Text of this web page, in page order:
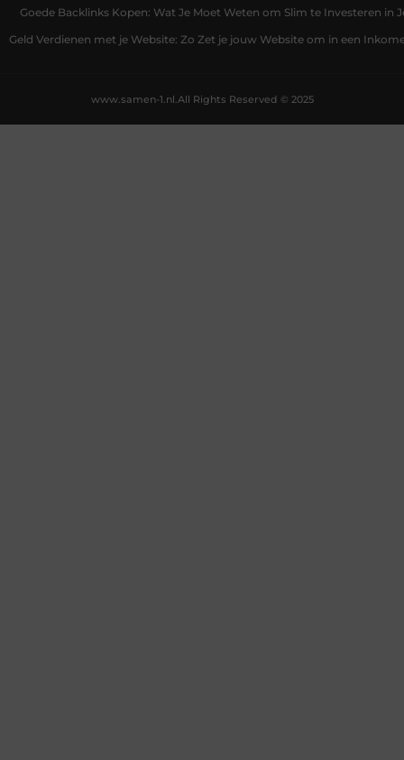
Goede Backlinks Kopen: Wat Je Moet Weten om Slim te Investeren in
Geld Verdienen met je Website: Zo Zet je jouw Website om in een
All Rights Reserved © 2025
www.samen-1.nl.